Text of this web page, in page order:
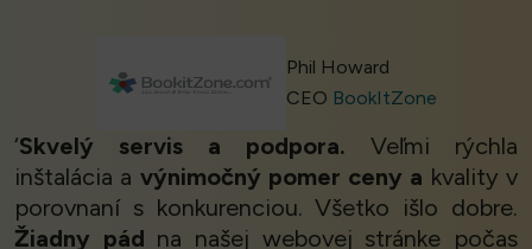
Phil Howard
CEO BookItZone
‘Skvelý servis a podpora. Veľmi rýchla
inštalácia a výnimočný pomer ceny a kvality v
porovnaní s konkurenciou. Všetko išlo dobre.
Žiadny pád na našej webovej stránke počas